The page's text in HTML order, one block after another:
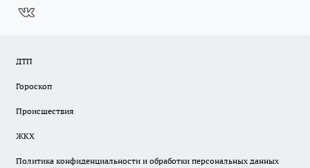
ДТП
Гороскоп
Происшествия
ЖКХ
Политика конфиденциальности и обработки персональных данных